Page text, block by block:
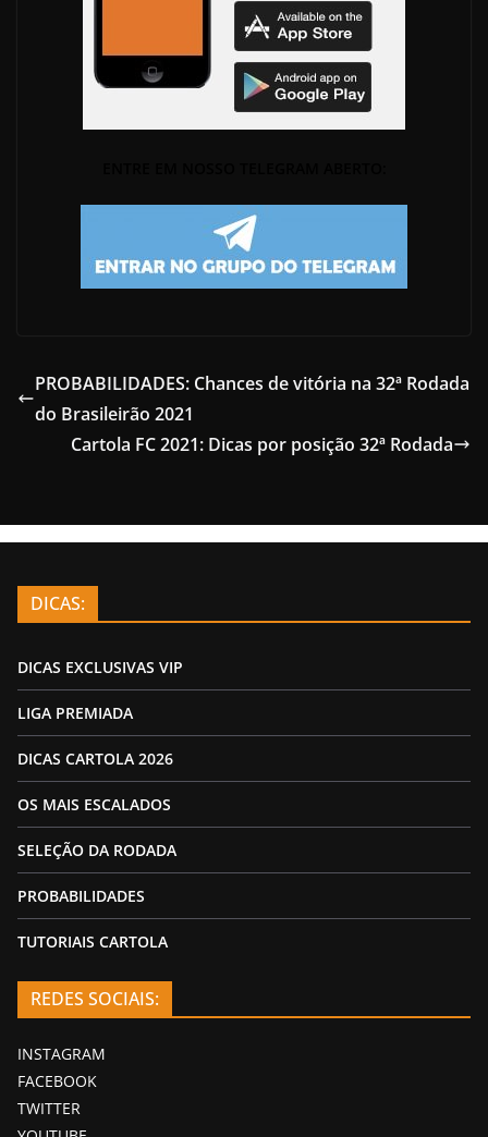
PROBABILIDADES: Chances de vitória na 32ª Rodada
do Brasileirão 2021
Cartola FC 2021: Dicas por posição 32ª Rodada
DICAS:
DICAS EXCLUSIVAS VIP
LIGA PREMIADA
DICAS CARTOLA 2026
OS MAIS ESCALADOS
SELEÇÃO DA RODADA
PROBABILIDADES
TUTORIAIS CARTOLA
REDES SOCIAIS:
INSTAGRAM
FACEBOOK
TWITTER